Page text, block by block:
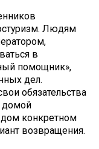
Людям
в
помощник»,
дел.
обязательства
домой
конкретном
возвращения.